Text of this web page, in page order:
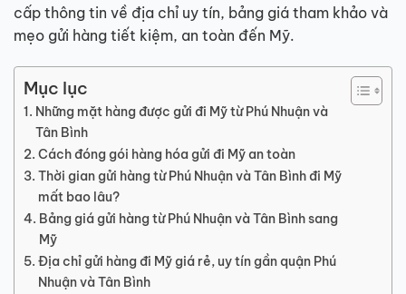
cấp thông tin về địa chỉ uy tín, bảng giá tham khảo và
mẹo gửi hàng tiết kiệm, an toàn đến Mỹ.
Mục lục
Những mặt hàng được gửi đi Mỹ từ Phú Nhuận và
Tân Bình
Cách đóng gói hàng hóa gửi đi Mỹ an toàn
Thời gian gửi hàng từ Phú Nhuận và Tân Bình đi Mỹ
mất bao lâu?
Bảng giá gửi hàng từ Phú Nhuận và Tân Bình sang
Mỹ
Địa chỉ gửi hàng đi Mỹ giá rẻ, uy tín gần quận Phú
Nhuận và Tân Bình